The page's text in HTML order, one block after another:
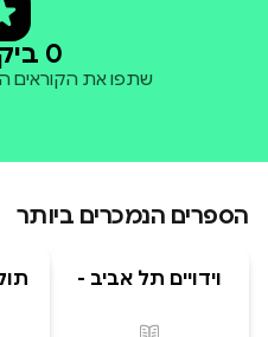
0 ביקורות
שתפו את הקוראים
הספרים הנמכרים ביותר
וידויים תל אביב -